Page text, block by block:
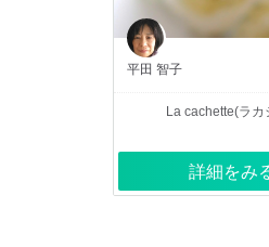
平田 智子
La cachette(ラカ
詳細をみ